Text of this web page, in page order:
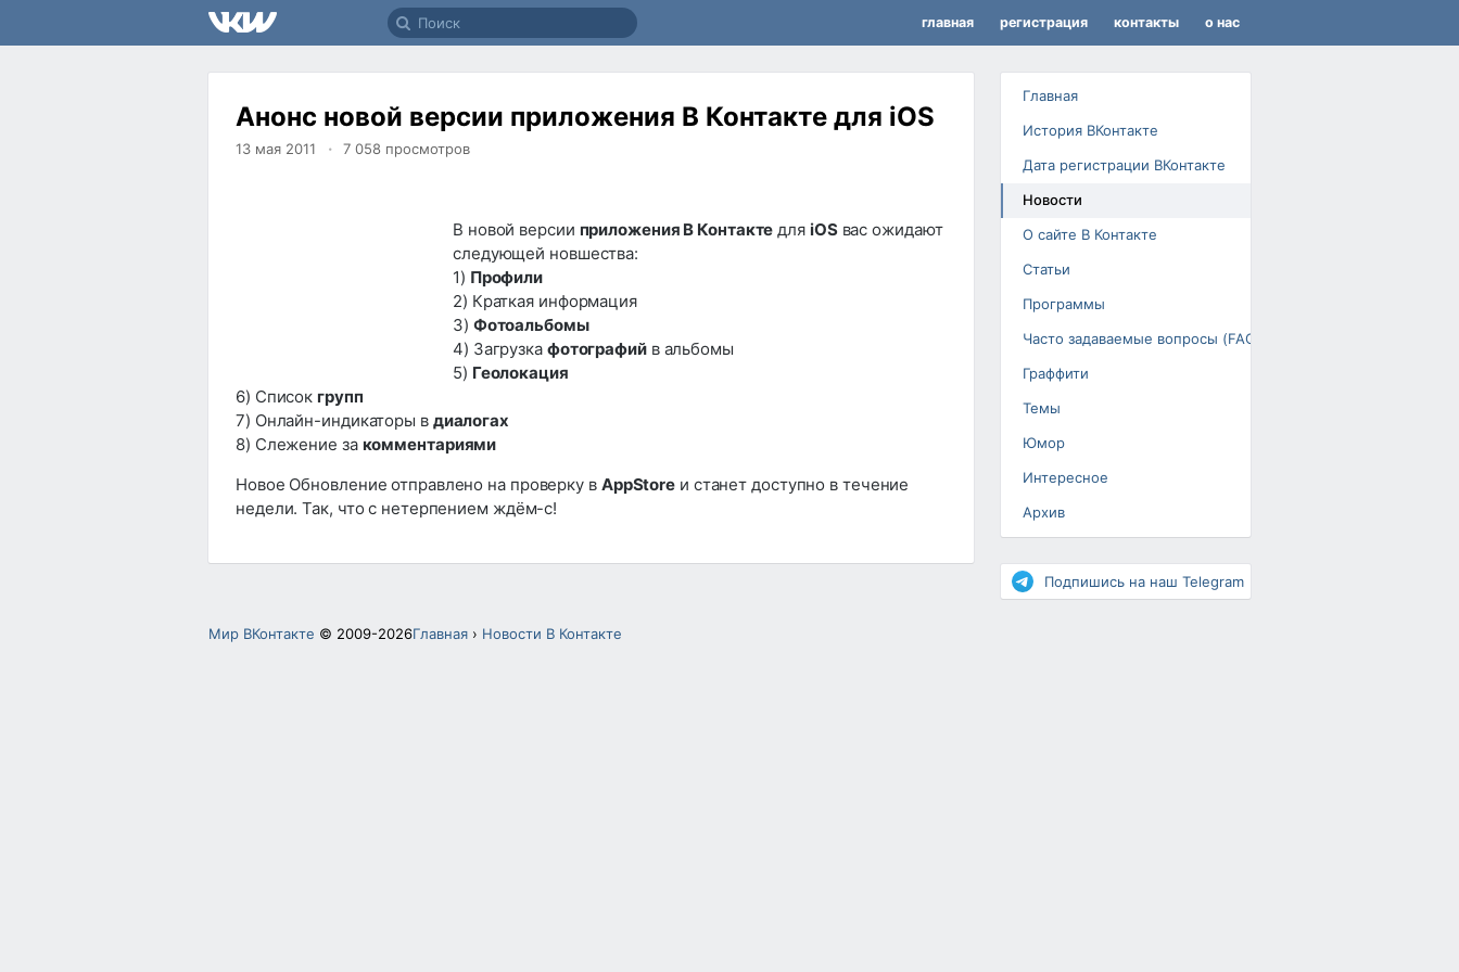
главная регистрация контакты о нас
Главная
История ВКонтакте
Дата регистрации ВКонтакте
Новости
О сайте В Контакте
Статьи
Программы
Часто задаваемые вопросы (FAQ)
Граффити
Темы
Юмор
Интересное
Архив
Повышение рейтинга
Подпишись на наш Telegram
Анонс новой версии приложения В Контакте для iOS
13 мая 2011 7 058 просмотров
В новой версии приложения В Контакте для iOSвас ожидают
следующей новшества:
1) Профили
2) Краткая информация
3) Фотоальбомы
4) Загрузка фотографийв альбомы
5) Геолокация
6) Список групп
7) Онлайн-индикаторы в диалогах
8) Слежение за комментариями
Новое Обновление отправлено на проверку в AppStore и станет доступно в течение
недели. Так, что с нетерпением ждём-с!
Мир ВКонтакте © 2009-2026Главная › Новости В Контакте